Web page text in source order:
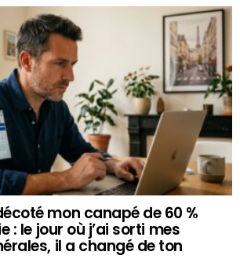
mon canapé de 60 %
: le jour où j’ai sorti mes
il a changé de ton